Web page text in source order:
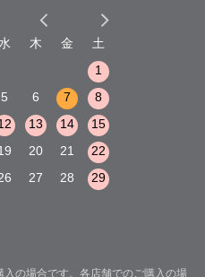
水 木 金
土
1
5 6 7
8
13 14
15
20 21
22
27 28
29
の場合です。各店舗でのご購入の場